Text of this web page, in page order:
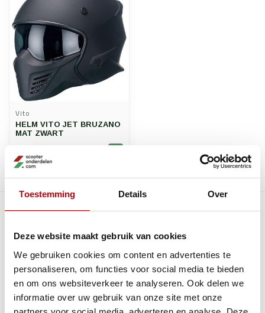
Toestemming Details Over
Deze website maakt gebruik van cookies
We gebruiken cookies om content en advertenties te
personaliseren, om functies voor social media te bieden
en om ons websiteverkeer te analyseren. Ook delen we
informatie over uw gebruik van onze site met onze
Vito
HELM VITO JET BRUZANO
MAT ZWART
193-197van 197
pagina
Recent bekeken